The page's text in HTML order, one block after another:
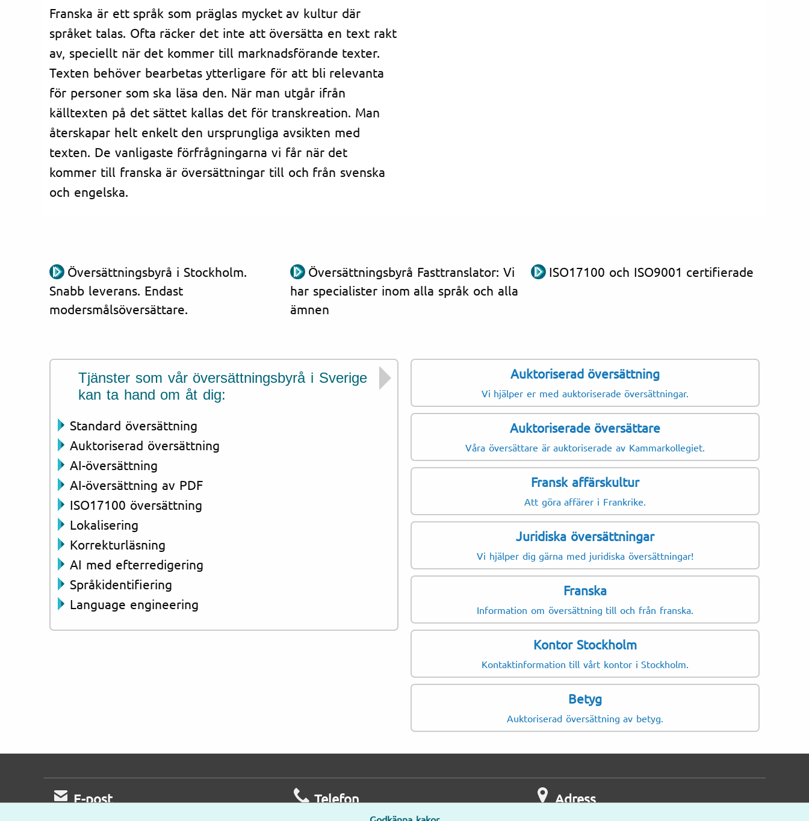
Franska är ett språk som präglas mycket av kultur där
språket talas. Ofta räcker det inte att översätta en text rakt
av, speciellt när det kommer till marknadsförande texter.
Texten behöver bearbetas ytterligare för att bli relevanta
för personer som ska läsa den. När man utgår ifrån
källtexten på det sättet kallas det för transkreation. Man
återskapar helt enkelt den ursprungliga avsikten med
texten. De vanligaste förfrågningarna vi får när det
kommer till franska är översättningar till och från svenska
och engelska.
Översättningsbyrå i Stockholm.
Snabb leverans. Endast
modersmålsöversättare.
Översättningsbyrå Fasttranslator: Vi
har specialister inom alla språk och alla
ämnen
ISO17100 och ISO9001 certifierade
Tjänster som vår översättningsbyrå i Sverige
kan ta hand om åt dig:
Standard översättning
Auktoriserad översättning
AI-översättning
AI-översättning av PDF
ISO17100 översättning
Lokalisering
Korrekturläsning
AI med efterredigering
Språkidentifiering
Language engineering
Dokument som vi ofta översätter:
Domstolsbeslut
Fullmakter
Adoptionshandlingar
Fastighetsdokument
Körkort
Auktoriserad översättning
Vi hjälper er med auktoriserade översättningar.
Auktoriserade översättare
Våra översättare är auktoriserade av Kammarkollegiet.
Fransk affärskultur
Att göra affärer i Frankrike.
Juridiska översättningar
Vi hjälper dig gärna med juridiska översättningar!
Franska
Information om översättning till och från franska.
Kontor Stockholm
Kontaktinformation till vårt kontor i Stockholm.
Betyg
Auktoriserad översättning av betyg.
E-post Telefon Adress